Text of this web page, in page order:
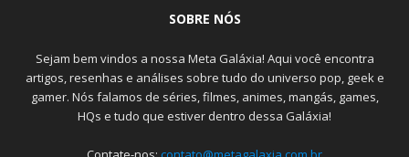
SOBRE NÓS
Sejam bem vindos a nossa Meta Galáxia! Aqui você encontra
artigos, resenhas e análises sobre tudo do universo pop, geek e
gamer. Nós falamos de séries, filmes, animes, mangás, games,
HQs e tudo que estiver dentro dessa Galáxia!